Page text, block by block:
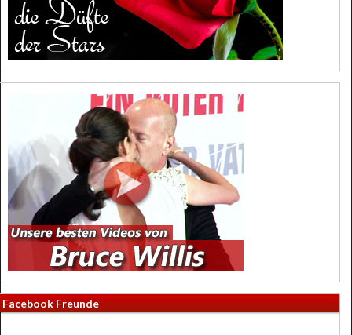
Facebook Freunde